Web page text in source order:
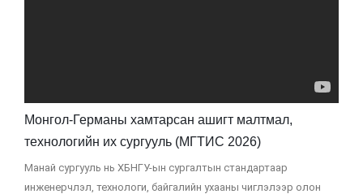
Монгол-Германы хамтарсан ашигт малтмал,
технологийн их сургууль (МГТИС 2026)
Манай сургууль нь ХБНГУ-ын сургалтын стандартаар
инженерчлэл, технологи, байгалийн ухааны чиглэлээр олон